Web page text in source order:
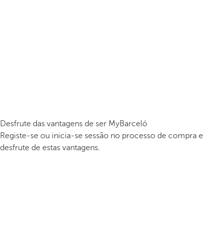
Desfrute das vantagens de ser MyBarceló
Registe-se ou inicia-se sessão no processo de compra e
desfrute de estas vantagens.